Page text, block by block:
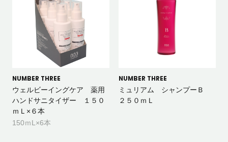
NUMBER THREE
ウェルビーイングケア 薬用
ハンドサニタイザー １５０
ｍＬ×６本
150ｍL×6本
NUMBER THREE
ミュリアム シャンプーＢ
２５０ｍＬ